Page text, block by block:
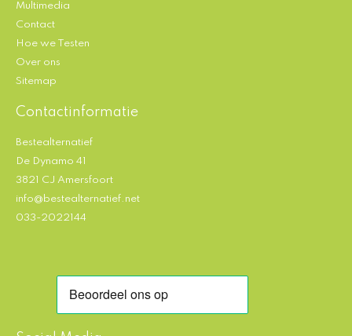
Multimedia
Contact
Hoe we Testen
Over ons
Sitemap
Contactinformatie
Bestealternatief
De Dynamo 41
3821 CJ Amersfoort
info@bestealternatief.net
033-2022144